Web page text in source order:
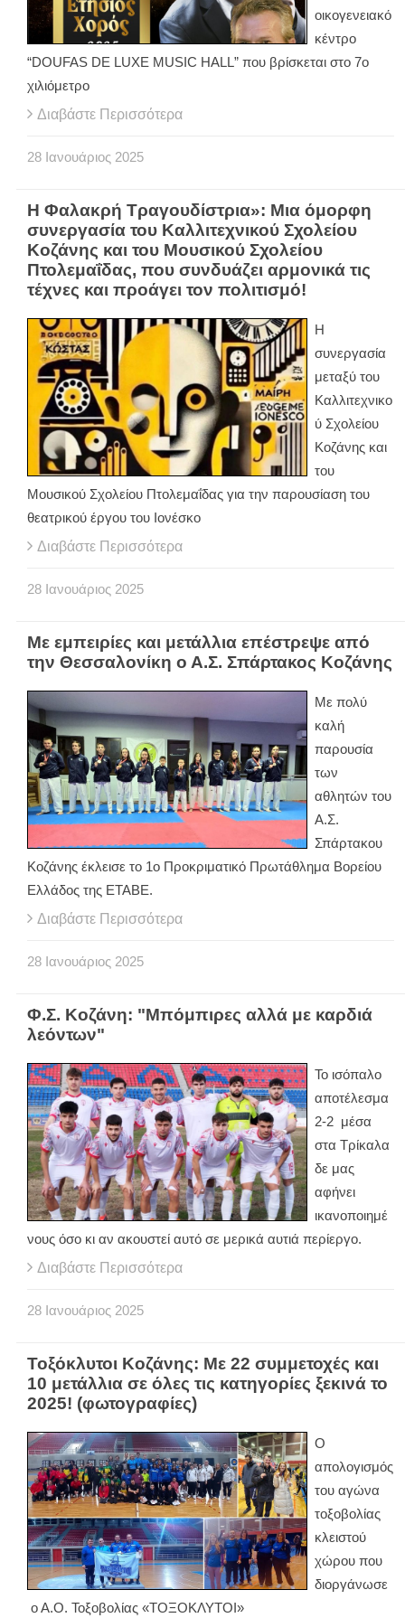
οικογενειακό
κέντρο
“DOUFAS DE LUXE MUSIC HALL” που βρίσκεται στο 7ο
χιλιόμετρο
Διαβάστε Περισσότερα
28 Ιανουάριος 2025
Η Φαλακρή Τραγουδίστρια»: Μια όμορφη
συνεργασία του Καλλιτεχνικού Σχολείου
Κοζάνης και του Μουσικού Σχολείου
Πτολεμαΐδας, που συνδυάζει αρμονικά τις
τέχνες και προάγει τον πολιτισμό!
Η
συνεργασία
μεταξύ του
Καλλιτεχνικο
ύ Σχολείου
Κοζάνης και
του
Μουσικού Σχολείου Πτολεμαΐδας για την παρουσίαση του
θεατρικού έργου του Ιονέσκο
Διαβάστε Περισσότερα
28 Ιανουάριος 2025
Με εμπειρίες και μετάλλια επέστρεψε από
την Θεσσαλονίκη ο Α.Σ. Σπάρτακος Κοζάνης
Με πολύ
καλή
παρουσία
των
αθλητών του
Α.Σ.
Σπάρτακου
Κοζάνης έκλεισε το 1ο Προκριματικό Πρωτάθλημα Βορείου
Ελλάδος της ΕΤΑΒΕ.
Διαβάστε Περισσότερα
28 Ιανουάριος 2025
Φ.Σ. Κοζάνη: "Μπόμπιρες αλλά με καρδιά
λεόντων"
Το ισόπαλο
αποτέλεσμα
2-2 μέσα
στα Τρίκαλα
δε μας
αφήνει
ικανοποιημέ
νους όσο κι αν ακουστεί αυτό σε μερικά αυτιά περίεργο.
Διαβάστε Περισσότερα
28 Ιανουάριος 2025
Τοξόκλυτοι Κοζάνης: Με 22 συμμετοχές και
10 μετάλλια σε όλες τις κατηγορίες ξεκινά το
2025! (φωτογραφίες)
Ο
απολογισμός
του αγώνα
τοξοβολίας
κλειστού
χώρου που
διοργάνωσε
ο Α.Ο. Τοξοβολίας «ΤΟΞΟΚΛΥΤΟΙ»